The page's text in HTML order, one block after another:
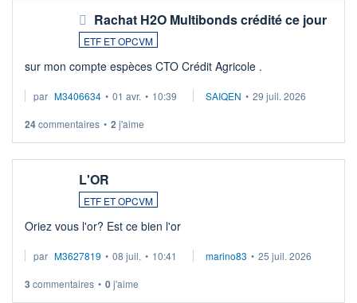
Rachat H2O Multibonds crédité ce jour
ETF ET OPCVM
sur mon compte espèces CTO Crédit Agricole .
par M3406634 • 01 avr. • 10:39 SAIQEN • 29 juil. 2026
24commentaires • 2 j'aime
L'OR
ETF ET OPCVM
Oriez vous l'or? Est ce bien l'or
par M3627819 • 08 juil. • 10:41 marino83 • 25 juil. 2026
3 commentaires • 0j'aime